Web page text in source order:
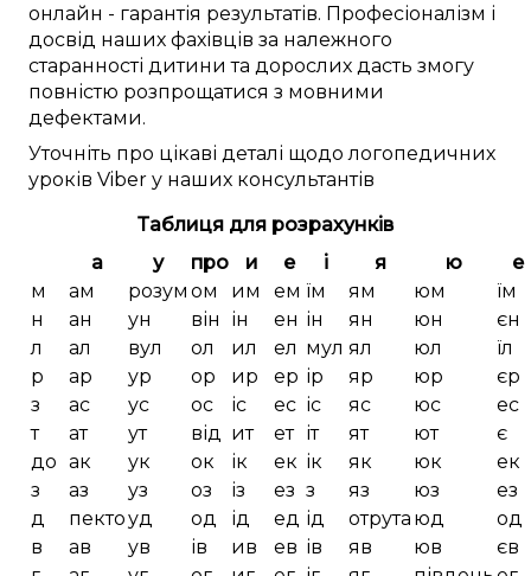
онлайн - гарантія результатів. Професіоналізм і
досвід наших фахівців за належного
старанності дитини та дорослих дасть змогу
повністю розпрощатися з мовними
дефектами.
Уточніть про цікаві деталі щодо логопедичних
уроків Viber у наших консультантів
Таблиця для розрахунків
а
у про и е і я ю
е
м
ам розум ом им ем їм ям юм
їм
н
ан ун він ін ен ін ян юн
єн
л
ал вул ол ил ел мул ял юл
їл
р
ар ур ор ир ер ір яр юр
єр
з
ас ус ос іс ес іс яс юс
ес
т
ат ут від ит ет іт ят ют
є
до ак ук ок ік ек ік як юк
ек
з
аз уз оз із ез з яз юз
ез
д
пектоуд од ід ед ід отрута юд
од
в
ав ув ів ив ев ів яв юв
єв